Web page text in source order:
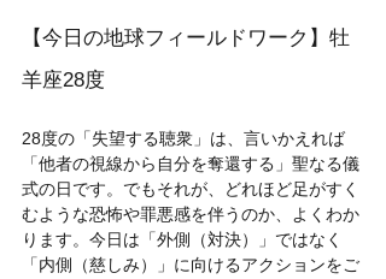
【今日の地球フィールドワーク】牡
羊座28度
28度の「失望する聴衆」は、言いかえれば
「他者の視線から自分を奪還する」聖なる儀
式の日です。でもそれが、どれほど足がすく
むような恐怖や罪悪感を伴うのか、よくわか
ります。今日は「外側（対決）」ではなく
「内側（慈しみ）」に向けるアクションをご